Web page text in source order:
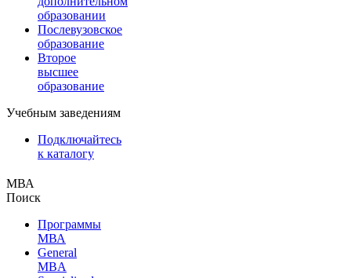
образовании
Послевузовское
образование
Второе
высшее
образование
Учебным заведениям
Подключайтесь
к каталогу
МВА
Поиск
Программы
МВА
General
MBA